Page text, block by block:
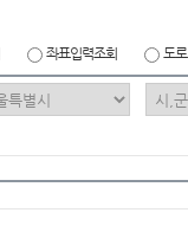
좌표입력조회 도